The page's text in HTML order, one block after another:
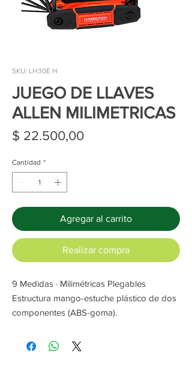
SKU: LH30E H
JUEGO DE LLAVES
ALLEN MILIMETRICAS
$ 22.500,00Precio
Cantidad *
Agregar al carrito
Realizar compra
9 Medidas · Milimétricas Plegables
Estructura mango-estuche plástico de dos
componentes (ABS-goma).
– 10 mm.